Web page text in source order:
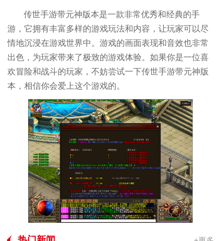
传世手游带元神版本是一款非常优秀和经典的手
游，它拥有丰富多样的游戏玩法和内容，让玩家可以尽
情地沉浸在游戏世界中。游戏的画面表现和音效也非常
出色，为玩家带来了极致的游戏体验。如果你是一位喜
欢冒险和战斗的玩家，不妨尝试一下传世手游带元神版
本，相信你会爱上这个游戏的。